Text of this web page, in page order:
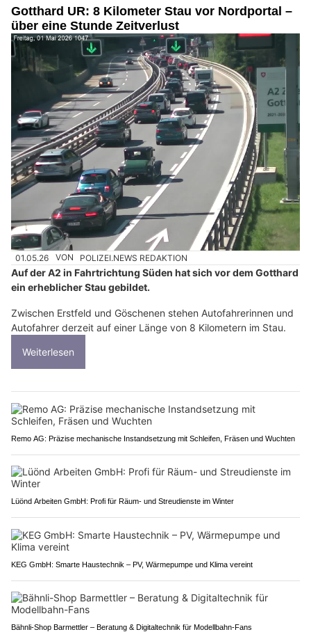
Gotthard UR: 8 Kilometer Stau vor Nordportal –
über eine Stunde Zeitverlust
01.05.26 VON POLIZEI.NEWS REDAKTION
Auf der A2 in Fahrtrichtung Süden hat sich vor dem Gotthard
ein erheblicher Stau gebildet.
Zwischen Erstfeld und Göschenen stehen Autofahrerinnen und
Autofahrer derzeit auf einer Länge von 8 Kilometern im Stau.
Weiterlesen
Remo AG: Präzise mechanische Instandsetzung mit Schleifen, Fräsen und Wuchten
Lüönd Arbeiten GmbH: Profi für Räum- und Streudienste im Winter
KEG GmbH: Smarte Haustechnik – PV, Wärmepumpe und Klima vereint
Bähnli-Shop Barmettler – Beratung & Digitaltechnik für Modellbahn-Fans